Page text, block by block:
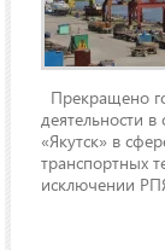
Прекращено
деятельности
«Якутск» в
транспортных
исключении